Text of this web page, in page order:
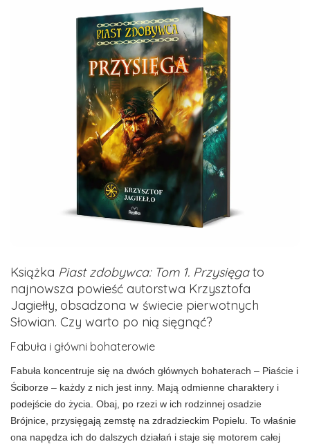
Książka Piast zdobywca: Tom 1. Przysięgato
najnowsza powieść autorstwa Krzysztofa
Jagiełły, obsadzona w świecie pierwotnych
Słowian. Czy warto po nią sięgnąć?
Fabuła i główni bohaterowie
Fabuła koncentruje się na dwóch głównych bohaterach – Piaście i
Ściborze – każdy z nich jest inny. Mają odmienne charaktery i
podejście do życia. Obaj, po rzezi w ich rodzinnej osadzie
Brójnice, przysięgają zemstę na zdradzieckim Popielu. To właśnie
ona napędza ich do dalszych działań i staje się motorem całej